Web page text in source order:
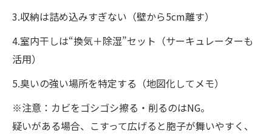
3.収納は詰め込みすぎない（壁から5cm離す）
4.室内干しは“換気＋除湿”セット（サーキュレーターも
活用）
5.臭いの強い場所を特定する（地図化してメモ）
※注意：カビをゴシゴシ擦る・削るのはNG。
疑いがある場合、こすって広げると胞子が舞いやすく、